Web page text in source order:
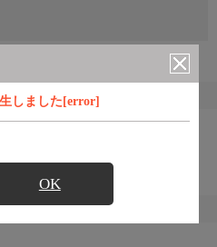
しました[error]
OK